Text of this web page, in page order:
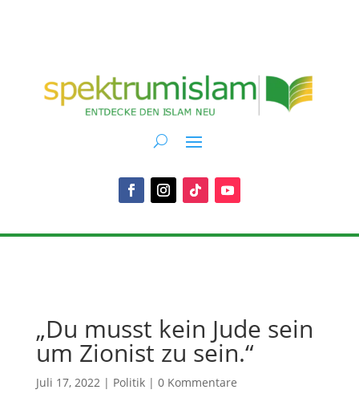
„Du musst kein Jude sein
um Zionist zu sein.“
Juli 17, 2022| Politik| 0 Kommentare